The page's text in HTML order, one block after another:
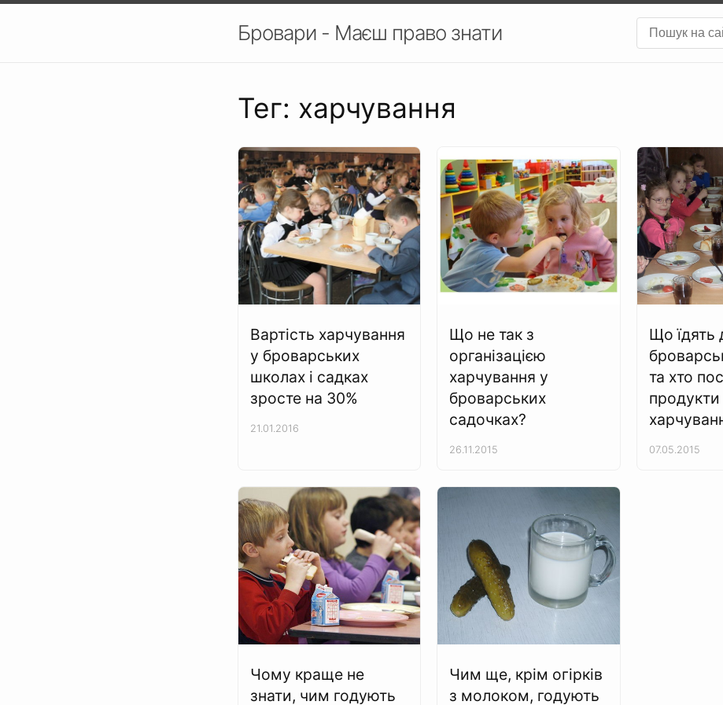
Бровари - Маєш право знати
Тег: харчування
Вартість харчування
у броварських
школах і садках
зросте на 30%
21.01.2016
Що не так з
організацією
харчування у
броварських
садочках?
26.11.2015
Що їдять
та хто
продукти
07.05.2015
Чому краще не
знати, чим годують
Чим ще, крім огірків
з молоком, годують